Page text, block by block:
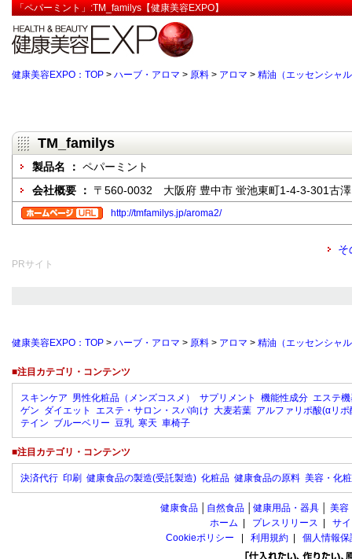
「ペパーミント」:TM_familys【健康美容EXPO】
健康美容EXPO：TOP > ハーブ・アロマ > 原料 > アロマ > 精油（エッセンシャ
TM_familys
製品名 ： ペパーミント
会社概要 ： 〒560-0032 大阪府 豊中市 蛍池東町1-4-3-301古
http://tmfamilys.jp/aroma2/
そ
PRサイト
健康美容EXPO：TOP > ハーブ・アロマ > 原料 > アロマ > 精油（エッセンシャ
■注目カテゴリ・コンテンツ
スキンケア 男性化粧品（メンズコスメ） サプリメント 機能性成分 エステ
ゲン ダイエット エステ・サロン・スパ向け 大麦若葉 アルファリポ酸(αリポ
テイン ブルーベリー 豆乳 寒天 車椅子
■注目カテゴリ・コンテンツ
決済代行 印刷 健康食品の製造(受託製造) 化粧品 健康食品の原料 美容・化
健康食品 自然食品 健康用品・器具 美容
ホーム
プレスリリース
サ
Cookieポリシー
利用規約 個人情報